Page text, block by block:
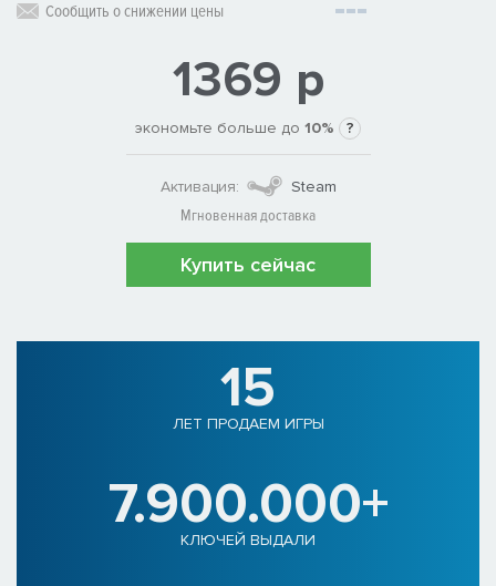
Сообщить о снижении цены
1369 р
экономьте больше до 10% ?
Активация:
Steam
Мгновенная доставка
Купить сейчас
15
ЛЕТ ПРОДАЕМ ИГРЫ
7.900.000+
КЛЮЧЕЙ ВЫДАЛИ